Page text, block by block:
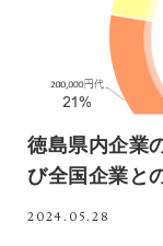
徳島県内企業
び全国企業と
2024.05.28